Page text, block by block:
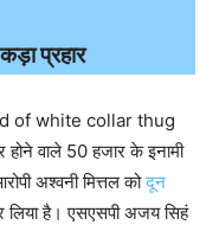
प्रहार
of white collar thug
वाले 50 हजार के इनामी
अश्वनी मित्तल कोदून
लिया है। एसएसपी अजय सिहं